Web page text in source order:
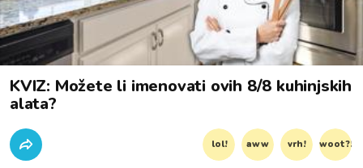
KVIZ: Možete li imenovati ovih 8/8 kuhinjskih
alata?
lol! aww vrh! woot?!